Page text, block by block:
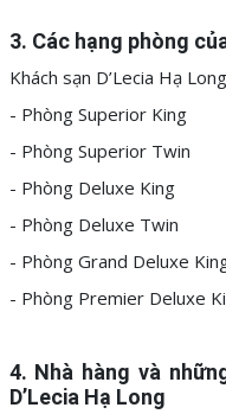
3. Các hạng phòng
Khách sạn D’Lecia Hạ
- Phòng Superior King
- Phòng Superior Twin
- Phòng Deluxe King
- Phòng Deluxe Twin
- Phòng Grand Deluxe
- Phòng Premier Deluxe
4. Nhà hàng và
D’Lecia Hạ Long